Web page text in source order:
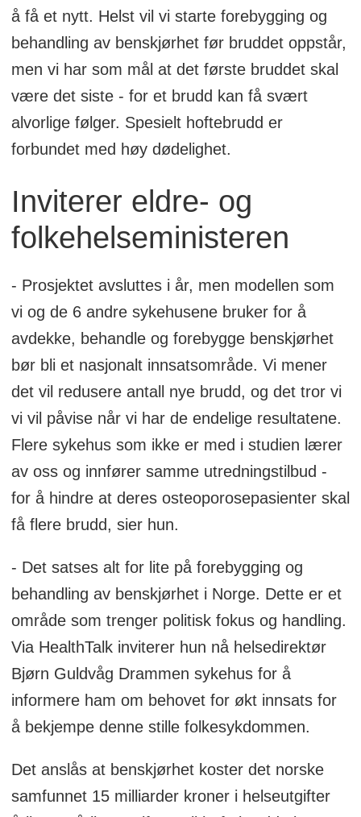
å få et nytt. Helst vil vi starte forebygging og
behandling av benskjørhet før bruddet oppstår,
men vi har som mål at det første bruddet skal
være det siste - for et brudd kan få svært
alvorlige følger. Spesielt hoftebrudd er
forbundet med høy dødelighet.
Inviterer eldre- og
folkehelseministeren
- Prosjektet avsluttes i år, men modellen som
vi og de 6 andre sykehusene bruker for å
avdekke, behandle og forebygge benskjørhet
bør bli et nasjonalt innsatsområde. Vi mener
det vil redusere antall nye brudd, og det tror vi
vi vil påvise når vi har de endelige resultatene.
Flere sykehus som ikke er med i studien lærer
av oss og innfører samme utredningstilbud -
for å hindre at deres osteoporosepasienter skal
få flere brudd, sier hun.
- Det satses alt for lite på forebygging og
behandling av benskjørhet i Norge. Dette er et
område som trenger politisk fokus og handling.
Via HealthTalk inviterer hun nå helsedirektør
Bjørn Guldvåg Drammen sykehus for å
informere ham om behovet for økt innsats for
å bekjempe denne stille folkesykdommen.
Det anslås at benskjørhet koster det norske
samfunnet 15 milliarder kroner i helseutgifter